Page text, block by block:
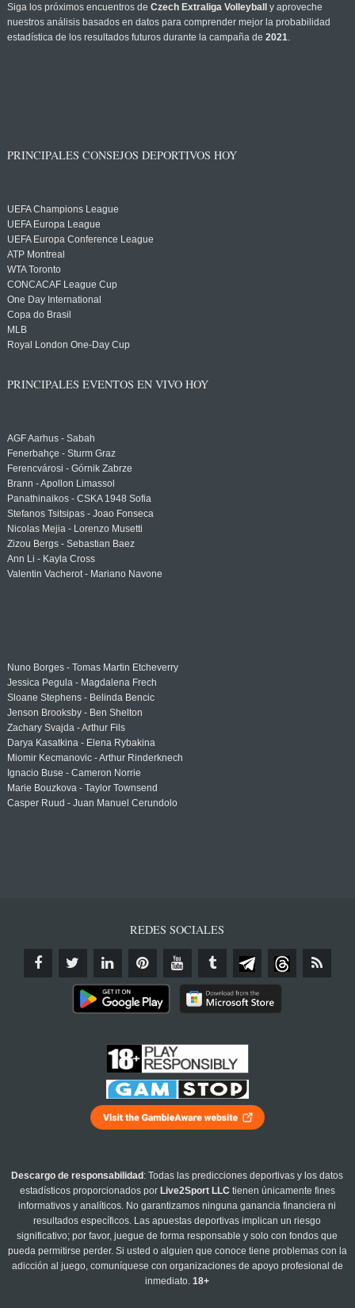
Siga los próximos encuentros de Czech Extraliga Volleyball
y aproveche
nuestros análisis basados en datos para comprender mejor la probabilidad
estadística de los resultados futuros durante la campaña de 2021.
PRINCIPALES CONSEJOS DEPORTIVOS HOY
UEFA Champions League
UEFA Europa League
UEFA Europa Conference League
ATP Montreal
WTA Toronto
CONCACAF League Cup
One Day International
Copa do Brasil
MLB
Royal London One-Day Cup
PRINCIPALES EVENTOS EN VIVO HOY
AGF Aarhus - Sabah
Fenerbahçe - Sturm Graz
Ferencvárosi - Górnik Zabrze
Brann - Apollon Limassol
Panathinaikos - CSKA 1948 Sofia
Stefanos Tsitsipas - Joao Fonseca
Nicolas Mejia - Lorenzo Musetti
Zizou Bergs - Sebastian Baez
Ann Li - Kayla Cross
Valentin Vacherot - Mariano Navone
Nuno Borges - Tomas Martin Etcheverry
Jessica Pegula - Magdalena Frech
Sloane Stephens - Belinda Bencic
Jenson Brooksby - Ben Shelton
Zachary Svajda - Arthur Fils
Darya Kasatkina - Elena Rybakina
Miomir Kecmanovic - Arthur Rinderknech
Ignacio Buse - Cameron Norrie
Marie Bouzkova - Taylor Townsend
Casper Ruud - Juan Manuel Cerundolo
REDES SOCIALES
Descargo de responsabilidad : Todas las predicciones deportivas y los datos
estadísticos proporcionados por Live2Sport LLC tienen únicamente fines
informativos y analíticos. No garantizamos ninguna ganancia financiera ni
resultados específicos. Las apuestas deportivas implican un riesgo
significativo; por favor, juegue de forma responsable y solo con fondos que
pueda permitirse perder. Si usted o alguien que conoce tiene problemas con la
adicción al juego, comuníquese con organizaciones de apoyo profesional de
inmediato.18+